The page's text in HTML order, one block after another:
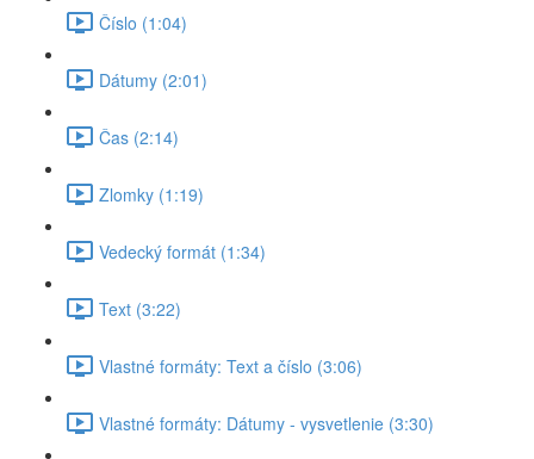
Číslo (1:04)
Dátumy (2:01)
Čas (2:14)
Zlomky (1:19)
Vedecký formát (1:34)
Text (3:22)
Vlastné formáty: Text a číslo (3:06)
Vlastné formáty: Dátumy - vysvetlenie (3:30)